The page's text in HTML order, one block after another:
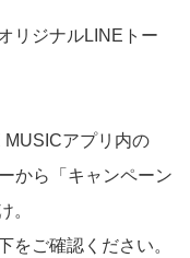
リジナルLINEトー
アプリ内の
から「キャンペーン
。
をご確認ください。